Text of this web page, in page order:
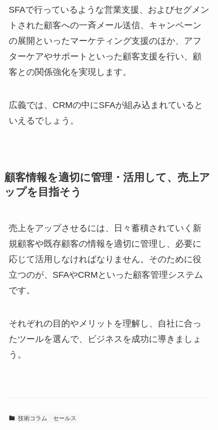
SFAで行っているような営業支援、およびセグメン
トされた顧客への一斉メール送信、キャンペーン
の展開といったマーケティング支援のほか、アフ
ターケアやサポートといった顧客支援を行い、顧
客との関係強化を実現します。
広義では、CRMの中にSFAが組み込まれていると
いえるでしょう。
顧客情報を適切に管理・活用して、売上ア
ップを目指そう
売上をアップさせるには、日々蓄積されていく新
規顧客や既存顧客の情報を適切に管理し、必要に
応じて活用しなければなりません。そのために役
立つのが、SFAやCRMといった顧客管理システム
です。
それぞれの目的やメリットを理解し、自社に合っ
たツールを選んで、ビジネスを成功に導きましょ
う。
技術コラム セールス